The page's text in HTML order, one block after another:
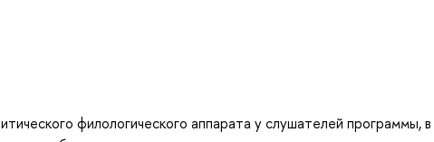
филологического аппарата у слушателей программы, в